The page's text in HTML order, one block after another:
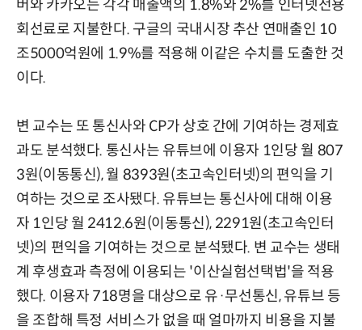
버와 카카오는 각각 매출액의 1.8%와 2%를 인터넷전용
회선료로 지불한다. 구글의 국내시장 추산 연매출인 10
조5000억원에 1.9%를 적용해 이같은 수치를 도출한 것
이다.
변 교수는 또 통신사와 CP가 상호 간에 기여하는 경제효
과도 분석했다. 통신사는 유튜브에 이용자 1인당 월 807
3원(이동통신), 월 8393원(초고속인터넷)의 편익을 기
여하는 것으로 조사됐다. 유튜브는 통신사에 대해 이용
자 1인당 월 2412.6원(이동통신), 2291원(초고속인터
넷)의 편익을 기여하는 것으로 분석됐다. 변 교수는 생태
계 후생효과 측정에 이용되는 '이산실험선택법'을 적용
했다. 이용자 718명을 대상으로 유·무선통신, 유튜브 등
을 조합해 특정 서비스가 없을 때 얼마까지 비용을 지불